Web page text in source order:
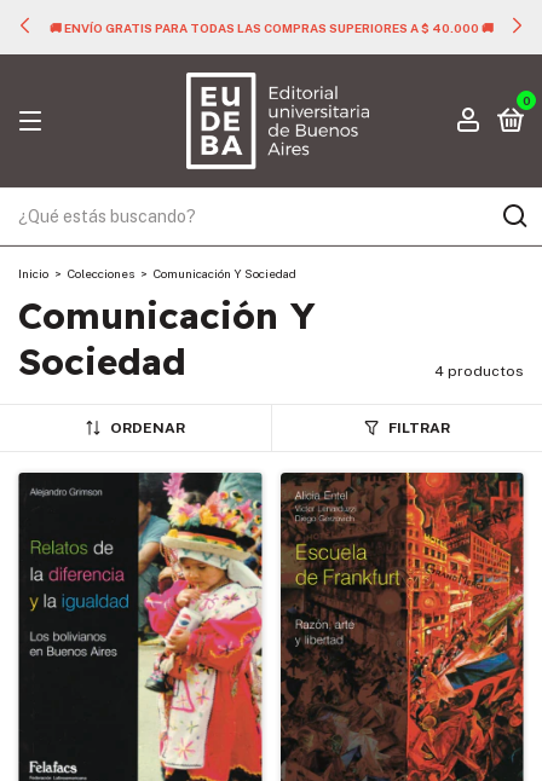
🚚 ENVÍO GRATIS PARA TODAS LAS COMPRAS SUPERIORES A $ 40.000 🚚
0
Inicio > Colecciones > Comunicación Y Sociedad
Comunicación Y
Sociedad
4 productos
ORDENAR FILTRAR